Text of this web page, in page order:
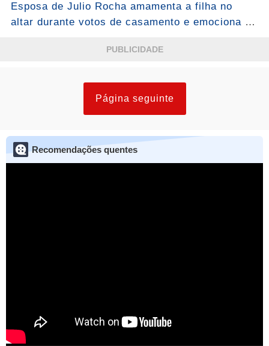
atenção”...Ver mais
Esposa de Julio Rocha amamenta a filha no
altar durante votos de casamento e emociona a
PUBLICIDADE
Página seguinte
Recomendações quentes